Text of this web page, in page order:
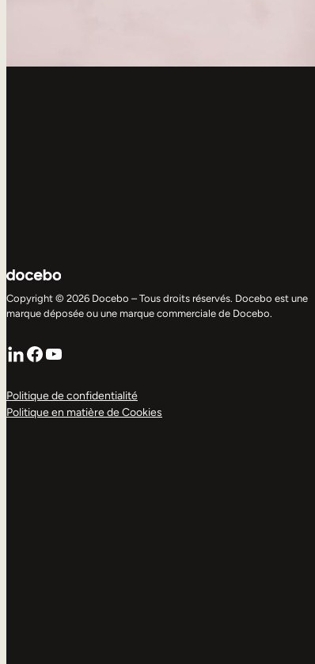
Copyright © 2026 Docebo – Tous droits réservés. Docebo est une
marque déposée ou une marque commerciale de Docebo.
LinkedIn
Facebook
YouTube
Politique de confidentialité
Politique en matière de Cookies